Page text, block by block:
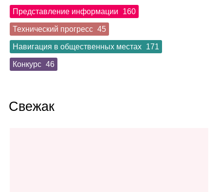
Представление информации 160
Технический прогресс 45
Навигация в общественных местах 171
Конкурс 46
Свежак